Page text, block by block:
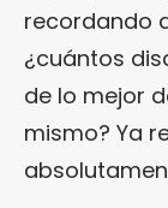
recordando
¿cuántos
de lo mejor
mismo? Ya